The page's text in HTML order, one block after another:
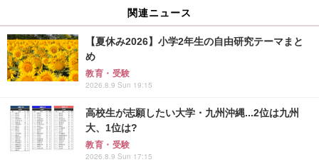
関連ニュース
【夏休み2026】小学2年生の自由研究テーマまと
め
教育・受験
2026.8.9 Sun 19:15
高校生が志願したい大学・九州沖縄...2位は九州
大、1位は?
教育・受験
2026.8.9 Sun 17:15